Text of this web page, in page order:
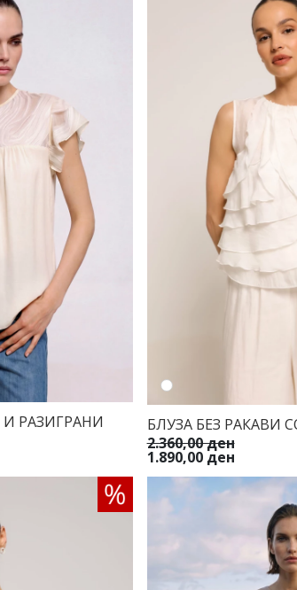
РАЗИГРАНИ
БЛУЗА БЕЗ РАКАВИ
2.360,00 ден
1.890,00 ден